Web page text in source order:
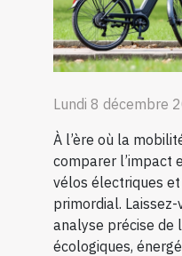
Lundi 8 décembre
À l’ère où la
comparer l’impact
vélos électriques
primordial.
analyse précise de
écologiques,